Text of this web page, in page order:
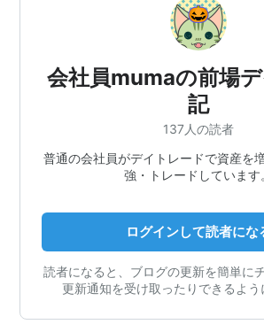
会社員mumaの前場
記
137人の読者
普通の会社員がデイトレードで資産を
強・トレードしています
ログインして読者にな
読者になると、ブログの更新を簡単に
更新通知を受け取ったりできるよう